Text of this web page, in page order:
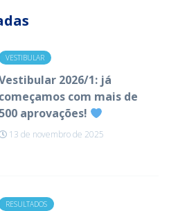
VESTIBULAR
2026/1: já
começamos com mais de
500 aprovações!
13 de novembro de 2025
RESULTADOS